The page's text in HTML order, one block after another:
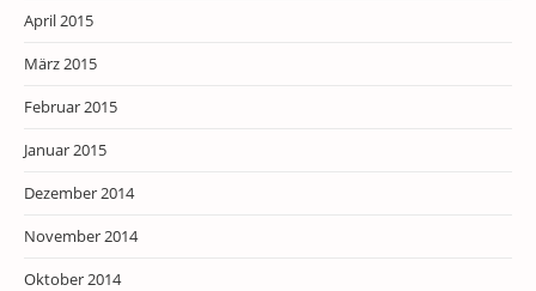
April 2015
März 2015
Februar 2015
Januar 2015
Dezember 2014
November 2014
Oktober 2014